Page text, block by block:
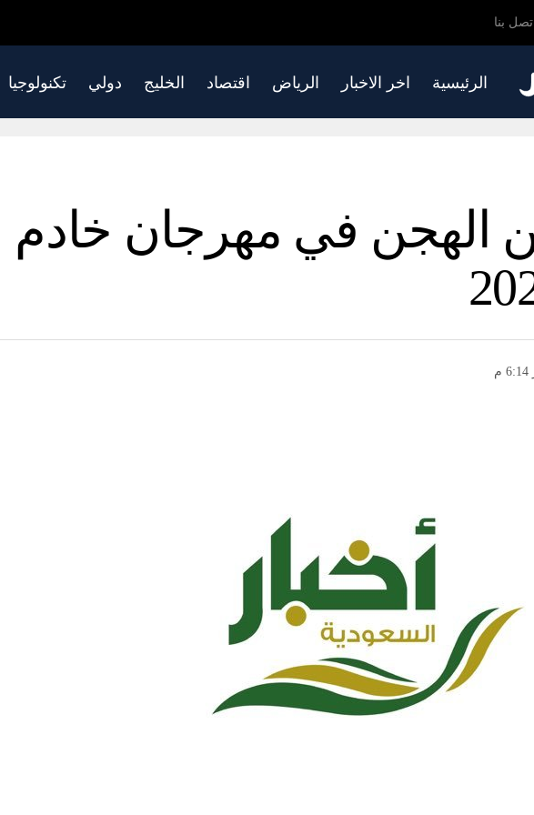
اتصل بنا
الرئيسية اخر الاخبار الرياض اقتصاد الخليج دولي تكنولوجيا
الهجن في مهرجان خادم